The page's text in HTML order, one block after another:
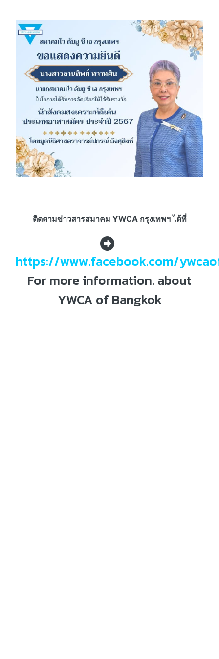
ติดตามข่าวสารสมาคม YWCA กรุงเทพฯ ได้ที่
https://www.facebook.com/
For more information. about
YWCA of Bangkok